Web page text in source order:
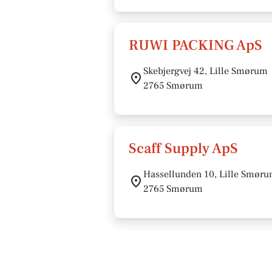
RUWI PACKING ApS
Skebjergvej 42, Lille Smørum
2765 Smørum
Scaff Supply ApS
Hassellunden 10, Lille
2765 Smørum